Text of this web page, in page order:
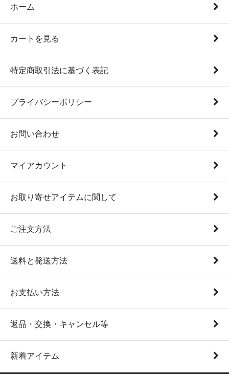
ホーム
カートを見る
特定商取引法に基づく表記
プライバシーポリシー
お問い合わせ
マイアカウント
お取り寄せアイテムに関して
ご注文方法
送料と発送方法
お支払い方法
返品・交換・キャンセル等
新着アイテム